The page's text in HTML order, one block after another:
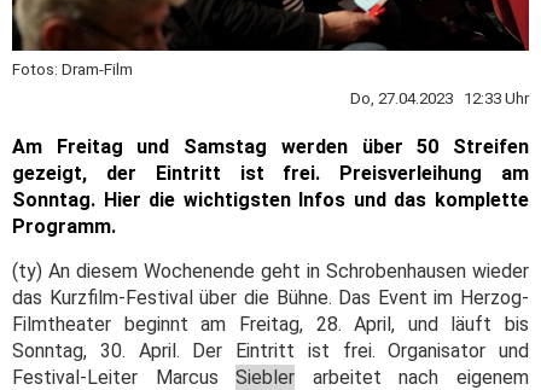
Fotos: Dram-Film
Do, 27.04.2023 12:33 Uhr
Am Freitag und Samstag werden über 50 Streifen
gezeigt, der Eintritt ist frei. Preisverleihung am
Sonntag. Hier die wichtigsten Infos und das komplette
Programm.
(ty) An diesem Wochenende geht in Schrobenhausen wieder
das Kurzfilm-Festival über die Bühne. Das Event im Herzog-
Filmtheater beginnt am Freitag, 28. April, und läuft bis
Sonntag, 30. April. Der Eintritt ist frei. Organisator und
Festival-Leiter MarcusSiebler arbeitet nach eigenem